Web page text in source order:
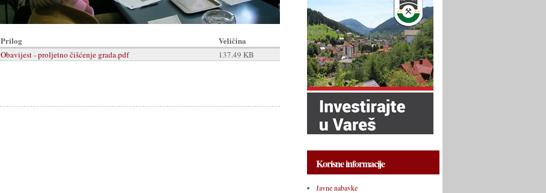
Prilog Veličina
Obavijest - proljetno čišćenje grada.pdf 137.49 KB
Korisne informacije
Javne nabavke